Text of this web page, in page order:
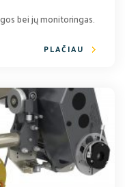
bei jų monitoringas.
PLAČIAU